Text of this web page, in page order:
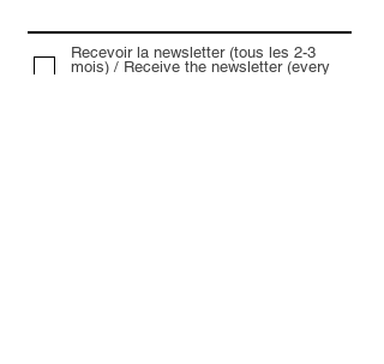
Recevoir la newsletter (tous les 2-3
mois) / Receive the newsletter (every